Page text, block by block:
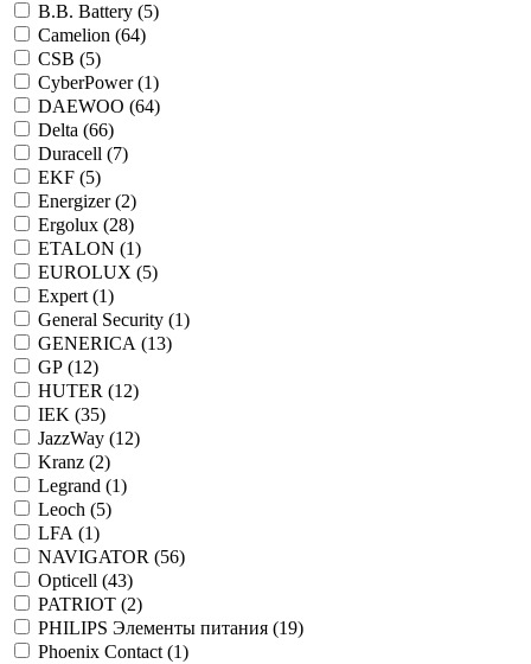
B.B. Battery (5)
Camelion (64)
CSB (5)
CyberPower (1)
DAEWOO (64)
Delta (66)
Duracell (7)
EKF (5)
Energizer (2)
Ergolux (28)
ETALON (1)
EUROLUX (5)
Expert (1)
General Security (1)
GENERICA (13)
GP (12)
HUTER (12)
IEK (35)
JazzWay (12)
Kranz (2)
Legrand (1)
Leoch (5)
LFA (1)
NAVIGATOR (56)
Opticell (43)
PATRIOT (2)
PHILIPS Элементы питания (19)
Phoenix Contact (1)